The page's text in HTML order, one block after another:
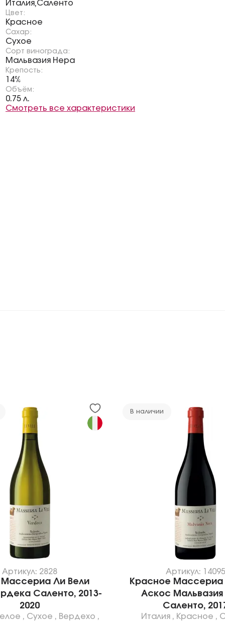
Италия,Саленто
Цвет:
Красное
Сахар:
Сухое
Сорт винограда:
Мальвазия Нера
Крепость:
14%
Объём:
0.75 л.
Смотреть все характеристики
Артикул: 2828
Ли Вели
Саленто, 2013-
2020
, Сухое , Вердехо ,
В наличии
Артикул: 14095
Красное Маcсериа
Аскос
Саленто,
Италия , Красное ,